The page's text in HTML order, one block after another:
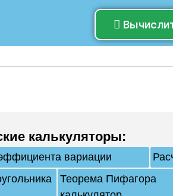
калькуляторы:
вариации
Теорема Пифагора